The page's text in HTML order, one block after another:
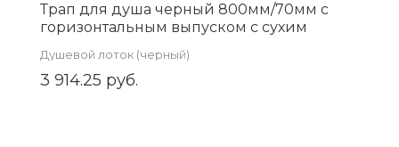
Трап для душа черный 800мм/70мм с
горизонтальным выпуском с сухим
Душевой лоток (черный)
3 914.25 руб.